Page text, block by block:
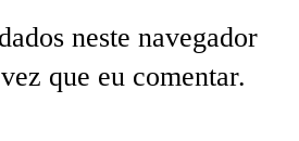
neste navegador
que eu comentar.